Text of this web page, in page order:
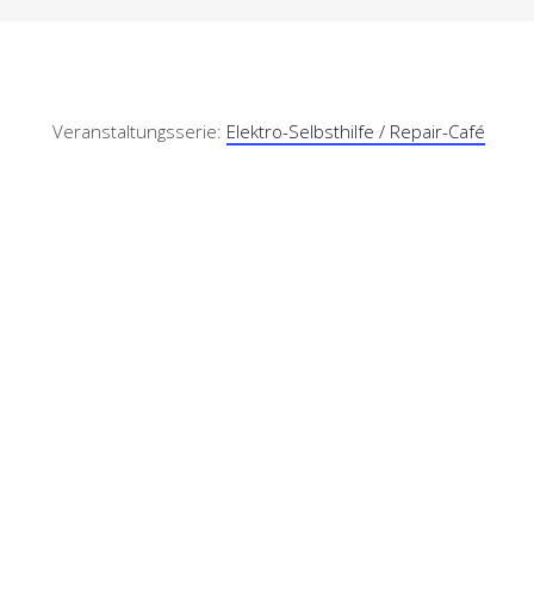
Veranstaltungsserie: Elektro-Selbsthilfe / Repair-Café